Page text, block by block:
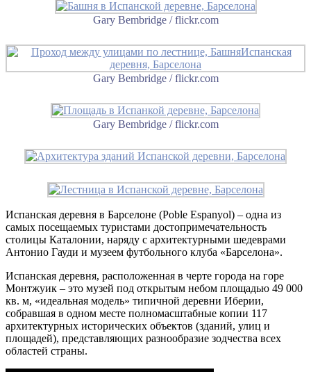
Gary Bembridge / flickr.com
Gary Bembridge / flickr.com
Gary Bembridge / flickr.com
Испанская деревня в Барселоне (Poble Espanyol) – одна из
самых посещаемых туристами достопримечательность
столицы Каталонии, наряду с архитектурными шедеврами
Антонио Гауди и музеем футбольного клуба «Барселона».
Испанская деревня, расположенная в черте города на горе
Монтжуик – это музей под открытым небом площадью 49 000
кв. м, «идеальная модель» типичной деревни Иберии,
собравшая в одном месте полномасштабные копии 117
архитектурных исторических объектов (зданий, улиц и
площадей), представляющих разнообразие зодчества всех
областей страны.